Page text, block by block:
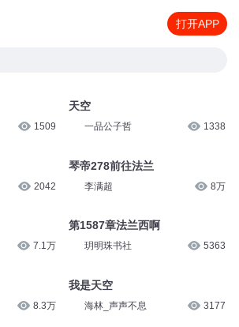
打开APP
1509
2042
7.1万
8.3万
天空
一品公子哲 1338
琴帝278前往法兰
李满超 8万
第1587章法兰西啊
玥明珠书社 5363
我是天空
海林_声声不息 3177